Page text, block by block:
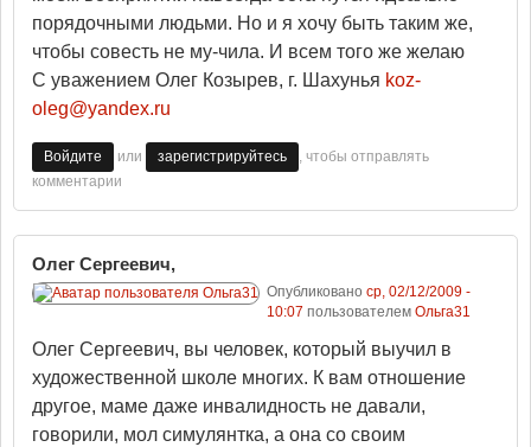
порядочными людьми. Но и я хочу быть таким же,
чтобы совесть не му-чила. И всем того же желаю
С уважением Олег Козырев, г. Шахунья koz-
oleg@yandex.ru
Войдите или зарегистрируйтесь
, чтобы отправлять
комментарии
Олег Сергеевич,
Опубликовано ср, 02/12/2009 -
10:07 пользователем Ольга31
Олег Сергеевич, вы человек, который выучил в
художественной школе многих. К вам отношение
другое, маме даже инвалидность не давали,
говорили, мол симулянтка, а она со своим